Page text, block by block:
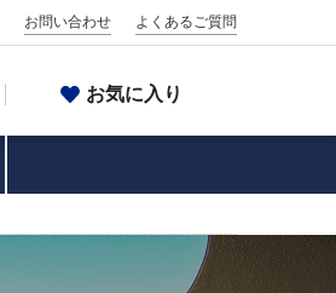
お問い合わせ よくあるご質問
お気に入り